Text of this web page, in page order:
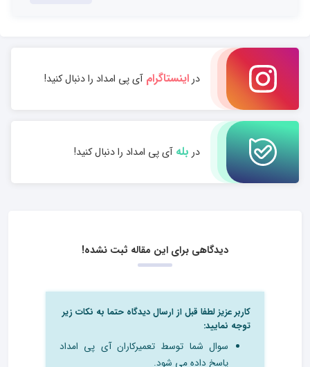
دراینستاگرامآی پی امداد را دنبال کنید!
در بلهآی پی امداد را دنبال کنید!
دیدگاهی برای این مقاله ثبت نشده!
کاربر عزیز لطفا قبل از ارسال دیدگاه حتما به نکات زیر
توجه نمایید:
سوال شما توسط تعمیرکاران آی پی امداد
پاسخ داده می شود.